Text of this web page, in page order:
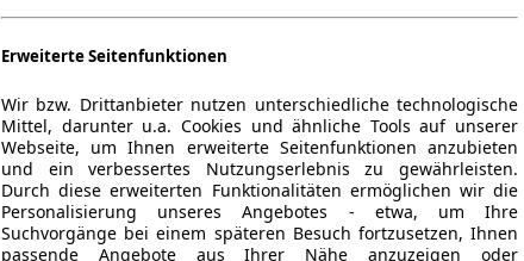
Erweiterte Seitenfunktionen
Wir bzw. Drittanbieter nutzen unterschiedliche technologische
Mittel, darunter u.a. Cookies und ähnliche Tools auf unserer
Webseite, um Ihnen erweiterte Seitenfunktionen anzubieten
und ein verbessertes Nutzungserlebnis zu gewährleisten.
Durch diese erweiterten Funktionalitäten ermöglichen wir die
Personalisierung unseres Angebotes - etwa, um Ihre
Suchvorgänge bei einem späteren Besuch fortzusetzen, Ihnen
passende Angebote aus Ihrer Nähe anzuzeigen oder